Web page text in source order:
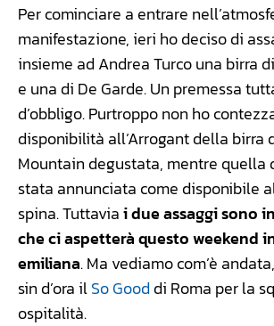
Per cominciare a entrare
manifestazione, ieri ho deciso di
insieme ad Andrea Turco una birra
e una di De Garde. Un premessa
d’obbligo. Purtroppo non ho
disponibilità all’Arrogant della birra
Mountain degustata, mentre quella
stata annunciata come disponibile
spina. Tuttaviai due assaggi sono
che ci aspetterà questo weekend
emiliana. Ma vediamo com’è
sin d’ora ilSo Gooddi Roma per la
ospitalità.